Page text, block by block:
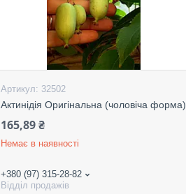
32502
Актинідія Оригінальна (чоловіча форма)
165,89 ₴
Немає в наявності
+380 (97) 315-28-82
Відділ продажів